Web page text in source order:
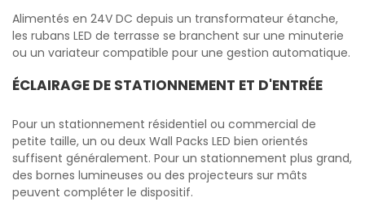
Alimentés en 24V DC depuis un transformateur étanche,
les rubans LED de terrasse se branchent sur une minuterie
ou un variateur compatible pour une gestion automatique.
ÉCLAIRAGE DE STATIONNEMENT ET D'ENTRÉE
Pour un stationnement résidentiel ou commercial de
petite taille, un ou deux Wall Packs LED bien orientés
suffisent généralement. Pour un stationnement plus grand,
des bornes lumineuses ou des projecteurs sur mâts
peuvent compléter le dispositif.